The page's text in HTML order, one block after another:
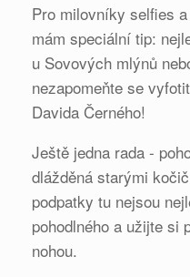
Pro milovníky selfies
mám speciální tip:
u Sovových mlýnů
nezapomeňte se
Davida Černého!
Ještě jedna rada -
dlážděná starými
podpatky tu nejsou
pohodlného a užijte si
nohou.